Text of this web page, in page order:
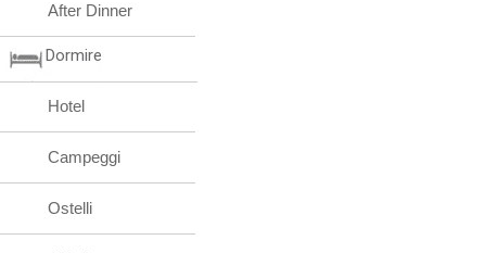
After Dinner
Dormire
Hotel
Campeggi
Ostelli